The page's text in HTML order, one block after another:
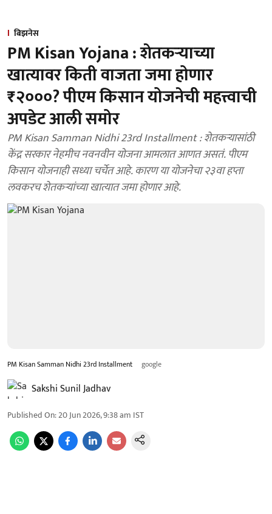
बिझनेस
PM Kisan Yojana : शेतकऱ्याच्या
खात्यावर किती वाजता जमा होणार
₹२०००? पीएम किसान योजनेची महत्त्वाची
अपडेट आली समोर
PM Kisan Samman Nidhi 23rd Installment : शेतकऱ्यासांठी
केंद्र सरकार नेहमीच नवनवीन योजना आमलात आणत असतं. पीएम
किसान योजनाही सध्या चर्चेत आहे. कारण या योजनेचा २३वा हप्ता
लवकरच शेतकऱ्यांच्या खात्यात जमा होणार आहे.
PM Kisan Samman Nidhi 23rd Installment google
Sakshi Sunil Jadhav
Published On:20 Jun 2026, 9:38 am IST